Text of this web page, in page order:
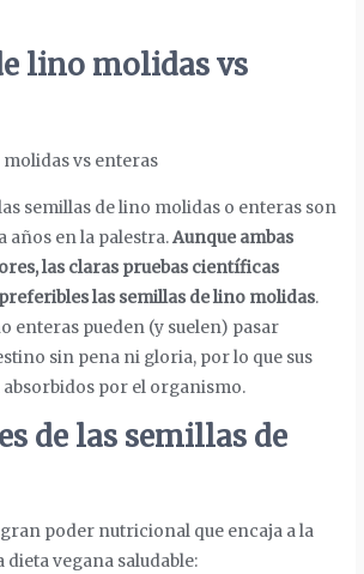
lino molidas vs
semillas de lino molidas o enteras son
años en la palestra.Aunque ambas
las claras pruebas científicas
las semillas de lino molidas.
enteras pueden (y suelen) pasar
sin pena ni gloria, por lo que sus
por el organismo.
de las semillas de
poder nutricional que encaja a la
vegana saludable: